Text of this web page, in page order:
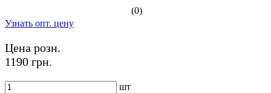
(0)
Узнать опт. цену
Цена розн.
1190 грн.
шт